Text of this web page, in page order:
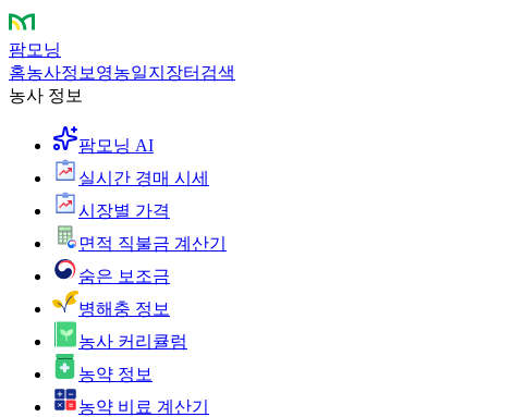
팜모닝
홈농사정보 영농일지 장터 검색
농사 정보
팜모닝 AI
실시간 경매 시세
시장별 가격
면적 직불금 계산기
숨은 보조금
병해충 정보
농사 커리큘럼
농약 정보
농약 비료 계산기